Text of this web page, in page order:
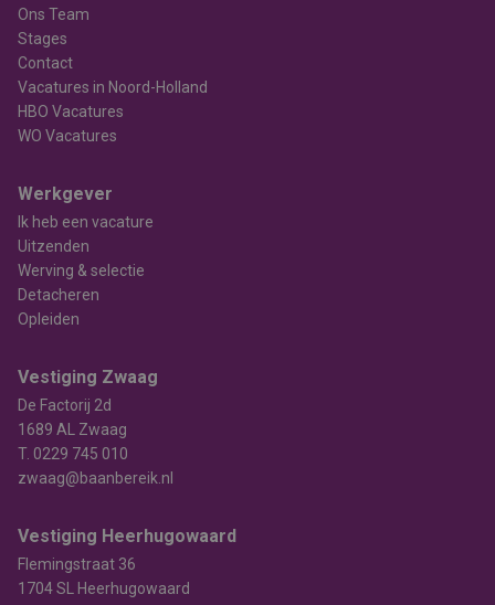
Ons Team
Stages
Contact
Vacatures in Noord-Holland
HBO Vacatures
WO Vacatures
Werkgever
Ik heb een vacature
Uitzenden
Werving & selectie
Detacheren
Opleiden
Vestiging Zwaag
De Factorij 2d
1689 AL Zwaag
T. 0229 745 010
zwaag@baanbereik.nl
Vestiging Heerhugowaard
Flemingstraat 36
1704 SL Heerhugowaard